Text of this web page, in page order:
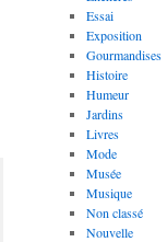
Essai
Exposition
Gourmandises
Histoire
Humeur
Jardins
Livres
Mode
Musée
Musique
Non classé
Nouvelle